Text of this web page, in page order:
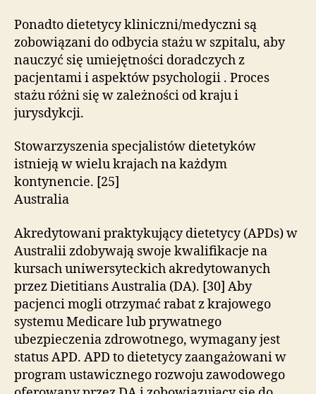
Ponadto dietetycy kliniczni/medyczni są
zobowiązani do odbycia stażu w szpitalu, aby
nauczyć się umiejętności doradczych z
pacjentami i aspektów psychologii . Proces
stażu różni się w zależności od kraju i
jurysdykcji.
Stowarzyszenia specjalistów dietetyków
istnieją w wielu krajach na każdym
kontynencie. [25]
Australia
Akredytowani praktykujący dietetycy (APDs) w
Australii zdobywają swoje kwalifikacje na
kursach uniwersyteckich akredytowanych
przez Dietitians Australia (DA). [30] Aby
pacjenci mogli otrzymać rabat z krajowego
systemu Medicare lub prywatnego
ubezpieczenia zdrowotnego, wymagany jest
status APD. APD to dietetycy zaangażowani w
program ustawicznego rozwoju zawodowego